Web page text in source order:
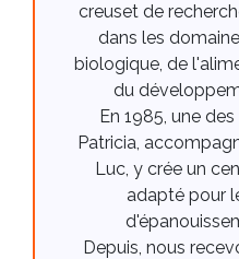
creuset de
dans les
biologique, de
du
En 1985, une
Patricia,
Luc, y crée un
adapté pour
Depuis, nous